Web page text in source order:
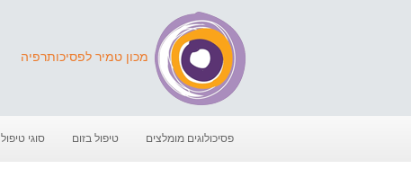
מכון טמיר לפסיכותרפיה
פסיכולוגים מומלצים טיפול בזום סוגי טיפול